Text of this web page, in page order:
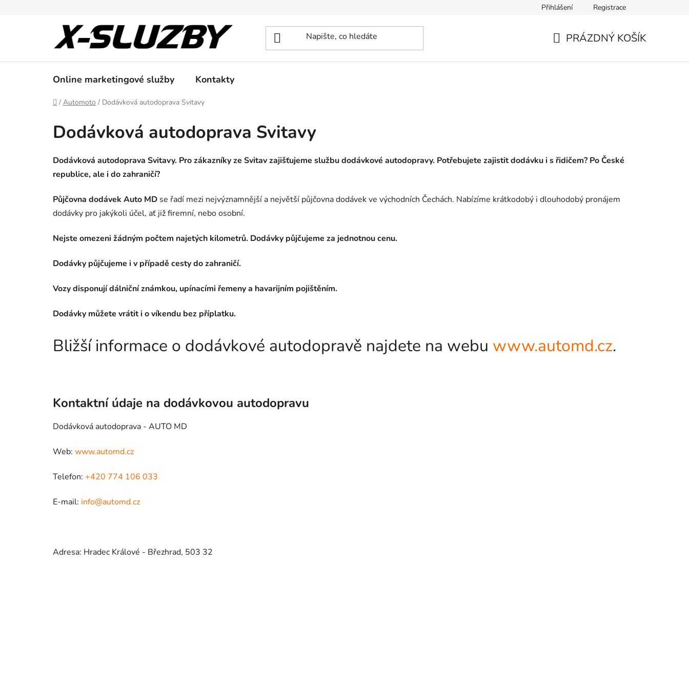
Přihlášení Registrace
PRÁZDNÝ KOŠÍK
Online marketingové služby Kontakty
Domů
/ Automoto / Dodávková autodoprava Svitavy
Dodávková autodoprava Svitavy
Dodávková autodoprava Svitavy. Pro zákazníky ze Svitav zajišťujeme službu dodávkové autodopravy. Potřebujete zajistit dodávku i s řidičem? Po České
republice, ale i do zahraničí?
Půjčovna dodávek Auto MD se řadí mezi nejvýznamnější a největší půjčovna dodávek ve východních Čechách. Nabízíme krátkodobý i dlouhodobý pronájem
dodávky pro jakýkoli účel, ať již firemní, nebo osobní.
Nejste omezeni žádným počtem najetých kilometrů. Dodávky půjčujeme za jednotnou cenu.
Dodávky půjčujeme i v případě cesty do zahraničí.
Vozy disponují dálniční známkou, upínacími řemeny a havarijním pojištěním.
Dodávky můžete vrátit i o víkendu bez příplatku.
Bližší informace o dodávkové autodopravě najdete na webu www.automd.cz.
Kontaktní údaje na dodávkovou autodopravu
Dodávková autodoprava - AUTO MD
Web: www.automd.cz
Telefon: +420 774 106 033
E-mail: info@automd.cz
Adresa: Hradec Králové - Březhrad, 503 32